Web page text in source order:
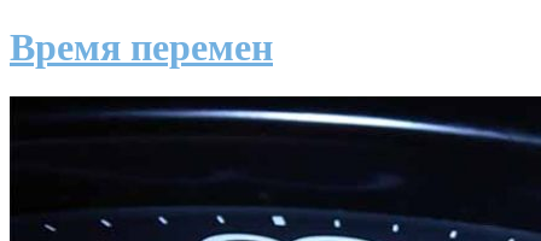
Время перемен